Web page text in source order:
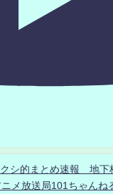
シ的まとめ速報 地下
メ放送局101ちゃんね